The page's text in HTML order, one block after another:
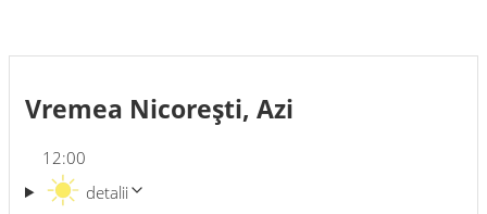
Vremea Nicoreşti, Azi
12:00
detalii